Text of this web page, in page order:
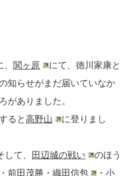
関ヶ原
にて、徳川家康と
知らせがまだ届いていなか
がありました。
ると高野山
に登りまし
て、 田辺城の戦い
のほう
前田茂勝・ 織田信包
・小